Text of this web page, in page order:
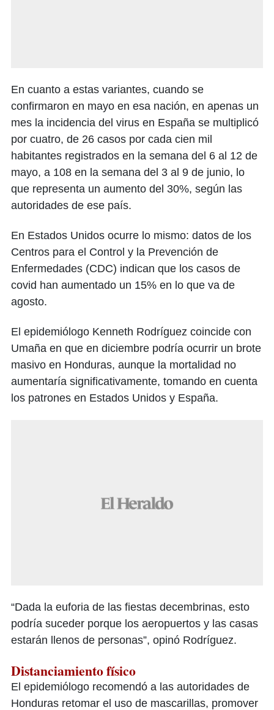
En cuanto a estas variantes, cuando se
confirmaron en mayo en esa nación, en apenas un
mes la incidencia del virus en España se multiplicó
por cuatro, de 26 casos por cada cien mil
habitantes registrados en la semana del 6 al 12 de
mayo, a 108 en la semana del 3 al 9 de junio, lo
que representa un aumento del 30%, según las
autoridades de ese país.
En Estados Unidos ocurre lo mismo: datos de los
Centros para el Control y la Prevención de
Enfermedades (CDC) indican que los casos de
covid han aumentado un 15% en lo que va de
agosto.
El epidemiólogo Kenneth Rodríguez coincide con
Umaña en que en diciembre podría ocurrir un brote
masivo en Honduras, aunque la mortalidad no
aumentaría significativamente, tomando en cuenta
los patrones en Estados Unidos y España.
“Dada la euforia de las fiestas decembrinas, esto
podría suceder porque los aeropuertos y las casas
estarán llenos de personas”, opinó Rodríguez.
Distanciamiento físico
El epidemiólogo recomendó a las autoridades de
Honduras retomar el uso de mascarillas, promover